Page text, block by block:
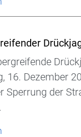
16. Dezember
Sperrung der